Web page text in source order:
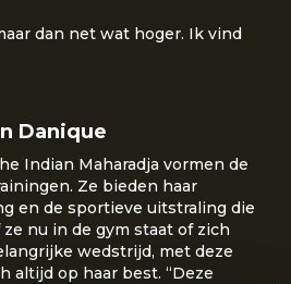
dan net wat hoger. Ik vind
Danique
Indian Maharadja vormen de
Ze bieden haar
en de sportieve uitstraling die
nu in de gym staat of zich
wedstrijd, met deze
altijd op haar best. “Deze